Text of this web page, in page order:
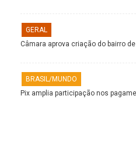
GERAL
Câmara aprova criação do bairro
BRASIL/MUNDO
Pix amplia participação nos